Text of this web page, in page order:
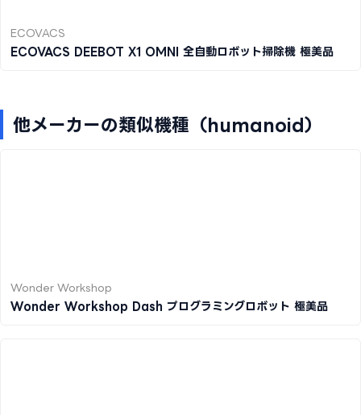
ECOVACS
ECOVACS DEEBOT X1 OMNI 全自動ロボット掃除機 極美品
他メーカーの類似機種（humanoid）
Wonder Workshop
Wonder Workshop Dash プログラミングロボット 極美品